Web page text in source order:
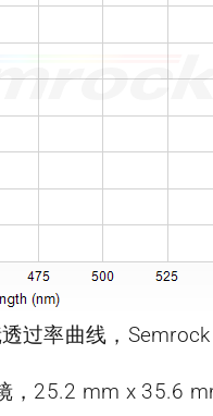
过率曲线，Semrock
，25.2 mm x 35.6